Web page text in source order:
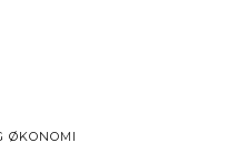
ØKONOMI